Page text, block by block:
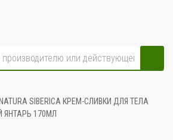
NATURA SIBERICA КРЕМ-СЛИВКИ ДЛЯ ТЕЛА
ЯНТАРЬ 170МЛ